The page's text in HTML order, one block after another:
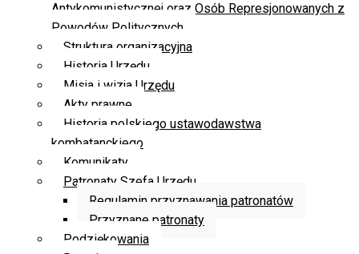
Antykomunistycznej oraz Osób Represjonowanych z
Powodów Politycznych
Struktura organizacyjna
Historia Urzędu
Misja i wizja Urzędu
Akty prawne
Historia polskiego ustawodawstwa
kombatanckiego
Komunikaty
Patronaty Szefa Urzędu
Regulamin przyznawania patronatów
Przyznane patronaty
Podziękowania